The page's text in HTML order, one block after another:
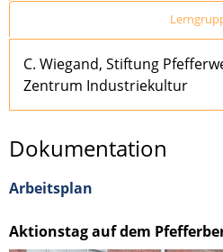
C. Wiegand, Stiftung
Zentrum Industriekultur
Dokumentation
Arbeitsplan
Aktionstag auf dem